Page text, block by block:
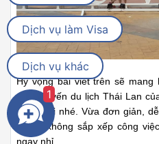
Hy vọng bài viết trên sẽ
cho chuyến du lịch Thái Lan
tương lai nhé. Vừa đơn giản,
gì mà không sắp xếp công
ngay nhỉ.
Dịch vụ làm Visa
Dịch vụ khác
1